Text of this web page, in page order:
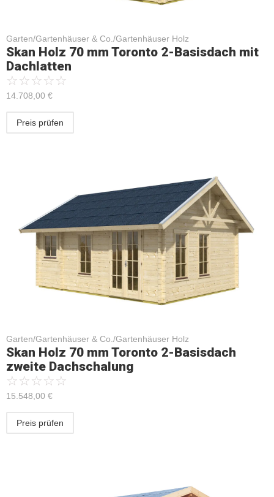
Garten/Gartenhäuser & Co./Gartenhäuser Holz
Skan Holz 70 mm Toronto 2-Basisdach mit
Dachlatten
☆☆☆☆☆
14.708,00 €
Preis prüfen
Garten/Gartenhäuser & Co./Gartenhäuser Holz
Skan Holz 70 mm Toronto 2-Basisdach
zweite Dachschalung
☆☆☆☆☆
15.548,00 €
Preis prüfen